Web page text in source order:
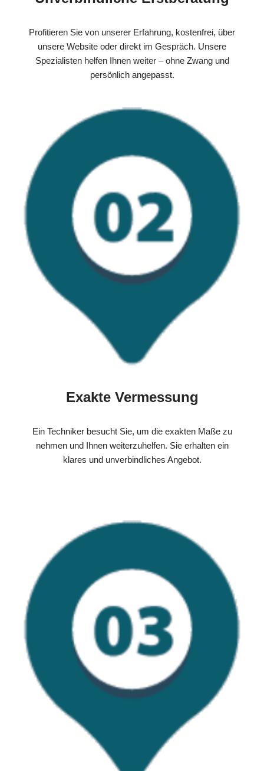
Profitieren Sie von unserer Erfahrung, kostenfrei, über
unsere Website oder direkt im Gespräch. Unsere
Spezialisten helfen Ihnen weiter – ohne Zwang und
persönlich angepasst.
Exakte Vermessung
Ein Techniker besucht Sie, um die exakten Maße zu
nehmen und Ihnen weiterzuhelfen. Sie erhalten ein
klares und unverbindliches Angebot.